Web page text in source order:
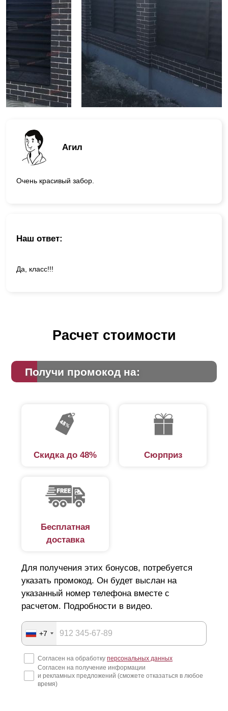
Агил
Очень красивый забор.
Наш ответ:
Да, класс!!!
Расчет стоимости
Получи промокод на:
Скидка до 48% Сюрприз
Бесплатная
доставка
Для получения этих бонусов, потребуется
указать промокод. Он будет выслан на
указанный номер телефона вместе с
расчетом. Подробности в видео.
+7
Согласен на обработку персональных данных
Согласен на получение информации
и рекламных предложений (сможете отказаться в любое
время)